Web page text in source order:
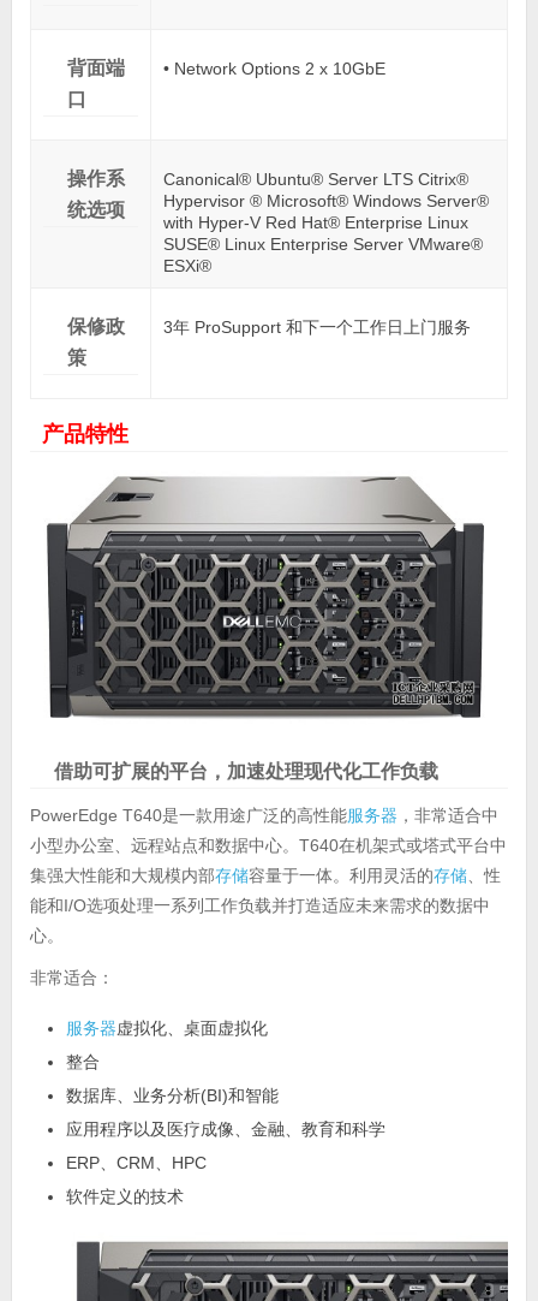
背面端
口
• Network Options 2 x 10GbE
操作系
统选项
Canonical® Ubuntu® Server LTS Citrix®
Hypervisor ® Microsoft® Windows Server®
with Hyper-V Red Hat® Enterprise Linux
SUSE® Linux Enterprise Server VMware®
ESXi®
保修政
策
3年 ProSupport 和下一个工作日上门服务
产品特性
借助可扩展的平台，加速处理现代化工作负载
PowerEdge T640是一款用途广泛的高性能服务器 ，非常适合中
小型办公室、远程站点和数据中心。T640在机架式或塔式平台中
集强大性能和大规模内部存储容量于一体。利用灵活的存储、性
能和I/O选项处理一系列工作负载并打造适应未来需求的数据中
心。
非常适合：
服务器虚拟化、桌面虚拟化
整合
数据库、业务分析(BI)和智能
应用程序以及医疗成像、金融、教育和科学
ERP、CRM、HPC
软件定义的技术